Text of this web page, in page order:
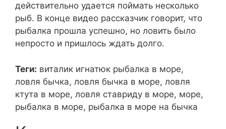
действительно удается поймать несколько
рыб. В конце видео рассказчик говорит, что
рыбалка прошла успешно, но ловить было
непросто и пришлось ждать долго.
Теги: виталик игнатюк рыбалка в море,
ловля бычка, ловля бычка в море, ловля
ктута в море, ловля ставриду в море, море,
рыбалка в море, рыбалка в море на бычка